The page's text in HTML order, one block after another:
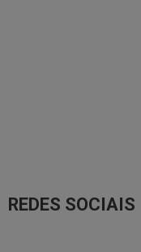
REDES SOCIAIS